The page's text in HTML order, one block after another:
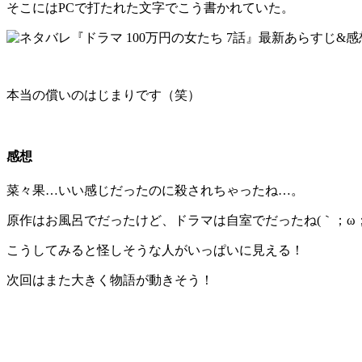
そこにはPCで打たれた文字でこう書かれていた。
本当の償いのはじまりです（笑）
感想
菜々果…いい感じだったのに殺されちゃったね…。
原作はお風呂でだったけど、ドラマは自室でだったね(｀；ω
こうしてみると怪しそうな人がいっぱいに見える！
次回はまた大きく物語が動きそう！